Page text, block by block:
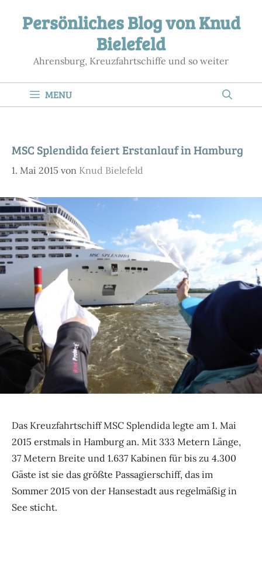
InhaltPersönliches Blog von Knud
Bielefeld
Ahrensburg, Kreuzfahrtschiffe und so weiter
MENU
MSC Splendida feiert Erstanlauf in Hamburg
1. Mai 2015 von Knud Bielefeld
Das Kreuzfahrtschiff MSC Splendida legte am 1. Mai
2015 erstmals in Hamburg an. Mit 333 Metern Länge,
37 Metern Breite und 1.637 Kabinen für bis zu 4.300
Gäste ist sie das größte Passagierschiff, das im
Sommer 2015 von der Hansestadt aus regelmäßig in
See sticht.